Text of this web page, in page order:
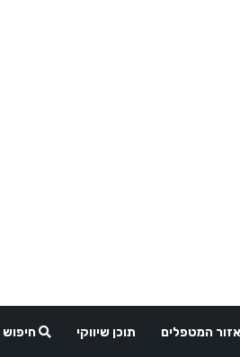
אזור המטפלים תוכן שיווקי חיפוש